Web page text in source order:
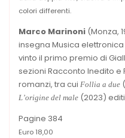
colori differenti.
Marco Marinoni (Monza,
insegna Musica
vinto il primo premio di
sezioni Racconto Inedito e
romanzi, tra cui Follia a due
L’origine del male (2023)
Pagine 384
Euro 18,00